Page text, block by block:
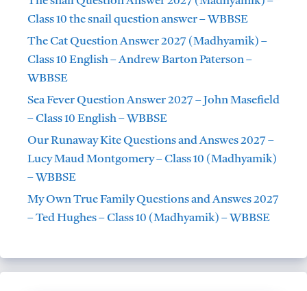
Class 10 the snail question answer – WBBSE
The Cat Question Answer 2027 (Madhyamik) –
Class 10 English – Andrew Barton Paterson –
WBBSE
Sea Fever Question Answer 2027 – John Masefield
– Class 10 English – WBBSE
Our Runaway Kite Questions and Answes 2027 –
Lucy Maud Montgomery – Class 10 (Madhyamik)
– WBBSE
My Own True Family Questions and Answes 2027
– Ted Hughes – Class 10 (Madhyamik) – WBBSE